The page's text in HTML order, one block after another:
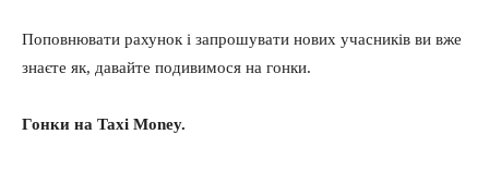
Поповнювати рахунок і запрошувати нових учасників ви вже
знаєте як, давайте подивимося на гонки.
Гонки на Taxi Money.